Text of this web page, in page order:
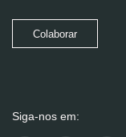
Colaborar
Siga-nos em: